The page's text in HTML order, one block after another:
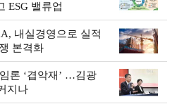
ESG 밸류업
내실경영으로 실적
본격화
론 ‘겹악재’ …김광
지나